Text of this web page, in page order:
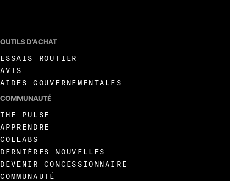
OUTILS D'ACHAT
ESSAIS ROUTIER
AVIS
AIDES GOUVERNEMENTALES
COMMUNAUTÉ
THE PULSE
APPRENDRE
COLLABS
DERNIÈRES NOUVELLES
DEVENIR CONCESSIONNAIRE
COMMUNAUTÉ